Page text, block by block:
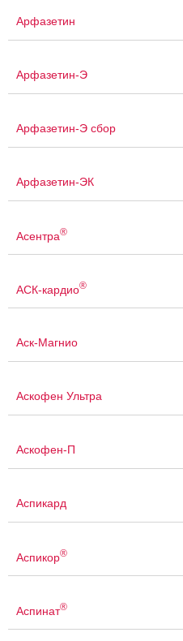
Арфазетин
Арфазетин-Э
Арфазетин-Э сбор
Арфазетин-ЭК
Асентра®
АСК-кардио®
Аск-Магнио
Аскофен Ультра
Аскофен-П
Аспикард
Аспикор®
Аспинат®